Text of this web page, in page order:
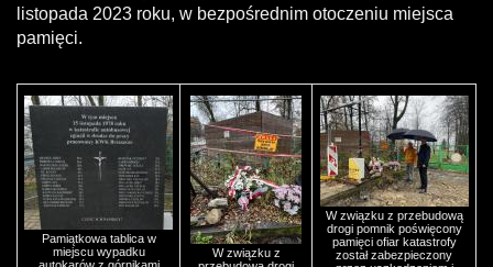
listopada 2023 roku, w bezpośrednim otoczeniu miejsca
pamięci.
Pamiątkowa tablica w
miejscu wypadku
W związku z
W związku z przebudową
drogi pomnik poświęcony
pamięci ofiar katastrofy
został zabezpieczony